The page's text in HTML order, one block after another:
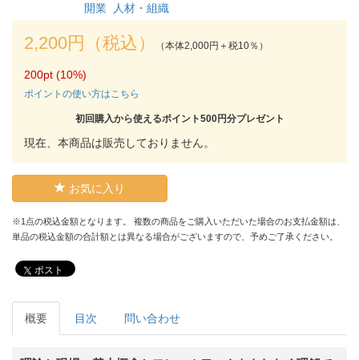
開業
人材・組織
2,200円（税込） （本体2,000円＋税10％）
200pt (10%)
ポイントの使い方はこちら
初回購入から使えるポイント500円分プレゼント
現在、本商品は販売しておりません。
お気に入り
※1点の税込金額となります。 複数の商品をご購入いただいた場合のお支払金額は、
単品の税込金額の合計額とは異なる場合がございますので、予めご了承ください。
ポスト
概要 目次 問い合わせ